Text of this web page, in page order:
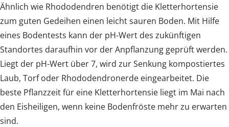
Ähnlich wie Rhododendren benötigt die Kletterhortensie
zum guten Gedeihen einen leicht sauren Boden. Mit Hilfe
eines Bodentests kann der pH-Wert des zukünftigen
Standortes daraufhin vor der Anpflanzung geprüft werden.
Liegt der pH-Wert über 7, wird zur Senkung kompostiertes
Laub, Torf oder Rhododendronerde eingearbeitet. Die
beste Pflanzzeit für eine Kletterhortensie liegt im Mai nach
den Eisheiligen, wenn keine Bodenfröste mehr zu erwarten
sind.